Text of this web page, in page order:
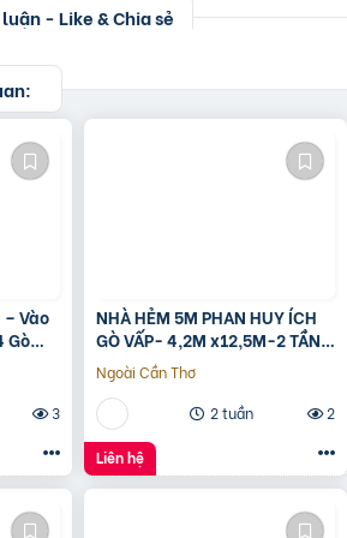
- Like & Chia sẻ
Vào
Gò
3
NHÀ HẺM 5M PHAN HUY ÍCH
GÒ VẤP- 4,2M x12,5M-2 TẦNG
– GIÁ 4,4 TỶ
Ngoài Cần Thơ
2 tuần
2
Liên hệ